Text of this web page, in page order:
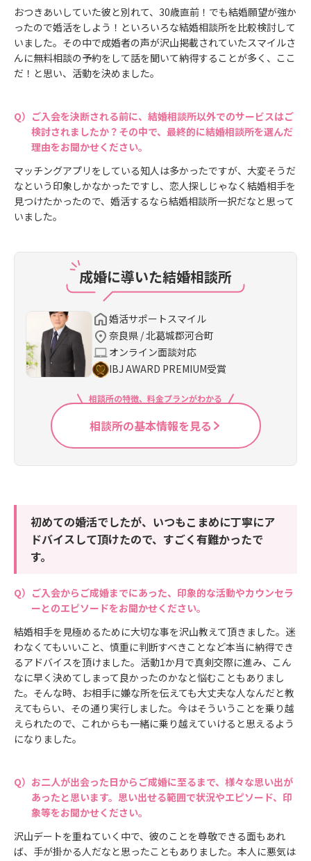
おつきあいしていた彼と別れて、30歳直前！でも結婚願望が強か
ったので婚活をしよう！といろいろな結婚相談所を比較検討して
いました。その中で成婚者の声が沢山掲載されていたスマイルさ
んに無料相談の予約をして話を聞いて納得することが多く、ここ
だ！と思い、活動を決めました。
ご入会を決断される前に、結婚相談所以外でのサービスはご
検討されましたか？その中で、最終的に結婚相談所を選んだ
理由をお聞かせください。
マッチングアプリをしている知人は多かったですが、大変そうだ
なという印象しかなかったですし、恋人探しじゃなく結婚相手を
見つけたかったので、婚活するなら結婚相談所一択だなと思って
いました。
成婚に導いた結婚相談所
婚活サポートスマイル
奈良県 / 北葛城郡河合町
オンライン面談対応
IBJ AWARD PREMIUM受賞
相談所の特徴、料金プランがわかる
相談所の基本情報を見る
初めての婚活でしたが、いつもこまめに丁寧にア
ドバイスして頂けたので、すごく有難かったで
す。
ご入会からご成婚までにあった、印象的な活動やカウンセラ
ーとのエピソードをお聞かせください。
結婚相手を見極めるために大切な事を沢山教えて頂きました。迷
わなくてもいいこと、慎重に判断すべきことなど本当に納得でき
るアドバイスを頂けました。活動1か月で真剣交際に進み、こん
なに早く決めてしまって良かったのかなと悩むこともありまし
た。そんな時、お相手に嫌な所を伝えても大丈夫な人なんだと教
えてもらい、その通り実行しました。今はそういうことを乗り越
えられたので、これからも一緒に乗り越えていけると思えるよう
になりました。
お二人が出会った日からご成婚に至るまで、様々な思い出が
あったと思います。思い出せる範囲で状況やエピソード、印
象等をお聞かせください。
沢山デートを重ねていく中で、彼のことを尊敬できる面もあれ
ば、手が掛かる人だなと思ったこともありました。本人に悪気は